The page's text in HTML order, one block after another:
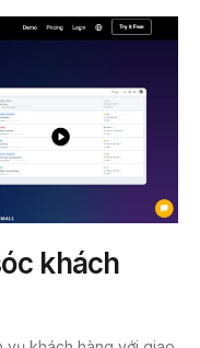
khách